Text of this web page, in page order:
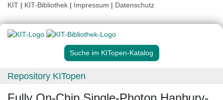
KIT | KIT-Bibliothek | Impressum | Datenschutz
Suche im KITopen-Katalog
Repository KITopen